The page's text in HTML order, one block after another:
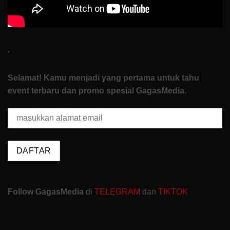
.
Selamat! Kamu menjadi yang pertama untuk tahu
event terbaru dan promo spesial GagasMedia.
Follow GagasMedia di TELEGRAM dan TIKTOK